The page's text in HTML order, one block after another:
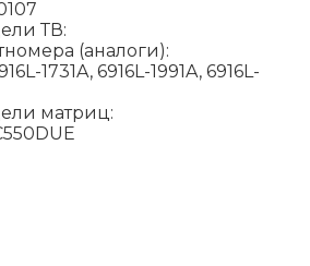
ТВ:
(аналоги):
1731A, 6916L-1991A, 6916L-
матриц: